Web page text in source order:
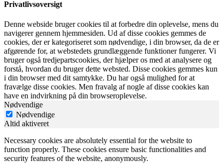
Privatlivsoversigt
Denne webside bruger cookies til at forbedre din oplevelse, mens du
navigerer gennem hjemmesiden. Ud af disse cookies gemmes de
cookies, der er kategoriseret som nødvendige, i din browser, da de er
afgørende for, at webstedets grundlæggende funktioner fungerer. Vi
bruger også tredjepartscookies, der hjælper os med at analysere og
forstå, hvordan du bruger dette websted. Disse cookies gemmes kun
i din browser med dit samtykke. Du har også mulighed for at
fravælge disse cookies. Men fravalg af nogle af disse cookies kan
have en indvirkning på din browseroplevelse.
Nødvendige
Nødvendige
Altid aktiveret
Necessary cookies are absolutely essential for the website to
function properly. These cookies ensure basic functionalities and
security features of the website, anonymously.